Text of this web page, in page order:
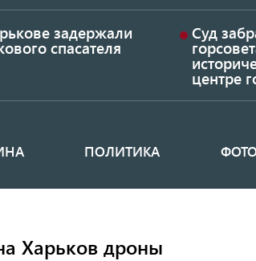
задержали
спасателя
Суд
центре
ПОЛИТИКА
Харьков дроны